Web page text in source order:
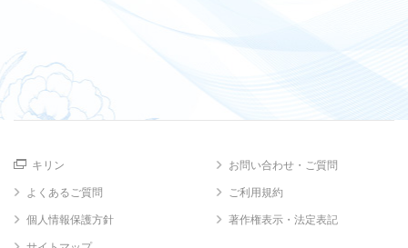
キリン お問い合わせ・ご質問
よくあるご質問 ご利用規約
個人情報保護方針 著作権表示・法定表記